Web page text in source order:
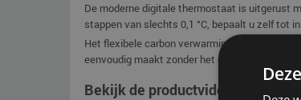
De moderne digitale thermostaat is uitgerust
stappen van slechts 0,1 °C, bepaalt u zelf tot
Het flexibele carbon verwarmingselement is
eenvoudig maakt zonder het complete element
Bekijk de productvideo